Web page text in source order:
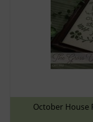
October House